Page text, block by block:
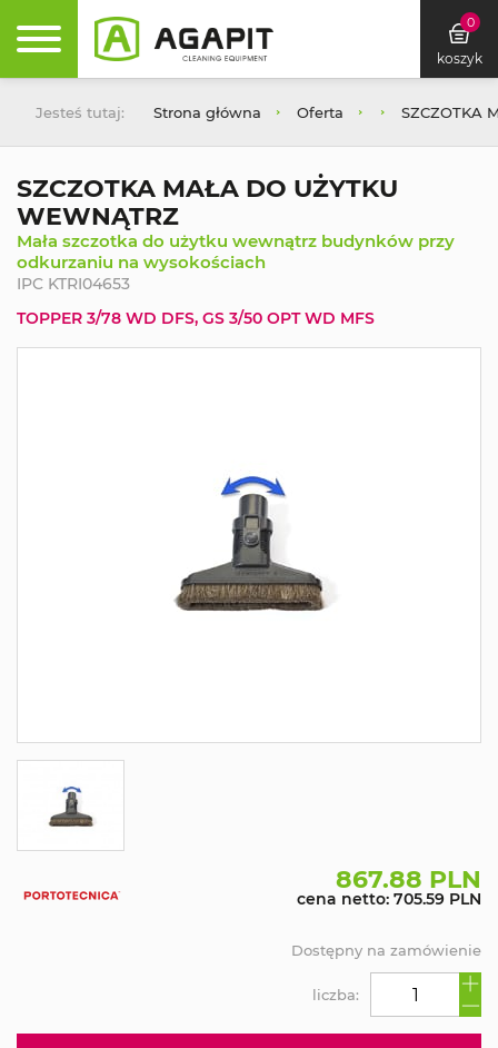
0
koszyk
Jesteś tutaj: Strona główna Oferta SZCZOTKA
SZCZOTKA MAŁA DO UŻYTKU
WEWNĄTRZ
Mała szczotka do użytku wewnątrz budynków przy
odkurzaniu na wysokościach
IPC KTRI04653
TOPPER 3/78 WD DFS, GS 3/50 OPT WD MFS
867.88 PLN
cena netto: 705.59 PLN
liczba:
Dostępny na zamówienie